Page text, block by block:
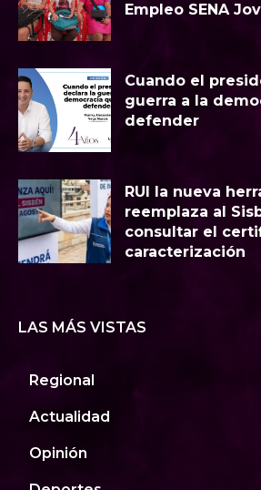
Empleo SENA
Cuando el
guerra a la
defender
RUI la nueva
reemplaza al
consultar el
caracterización
LAS MÁS VISTAS
Regional
Actualidad
Opinión